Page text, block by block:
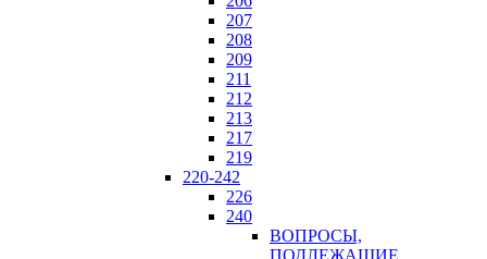
207
208
209
211
212
213
217
219
220-242
226
240
ВОПРОСЫ,
ПОДЛЕЖАЩИЕ